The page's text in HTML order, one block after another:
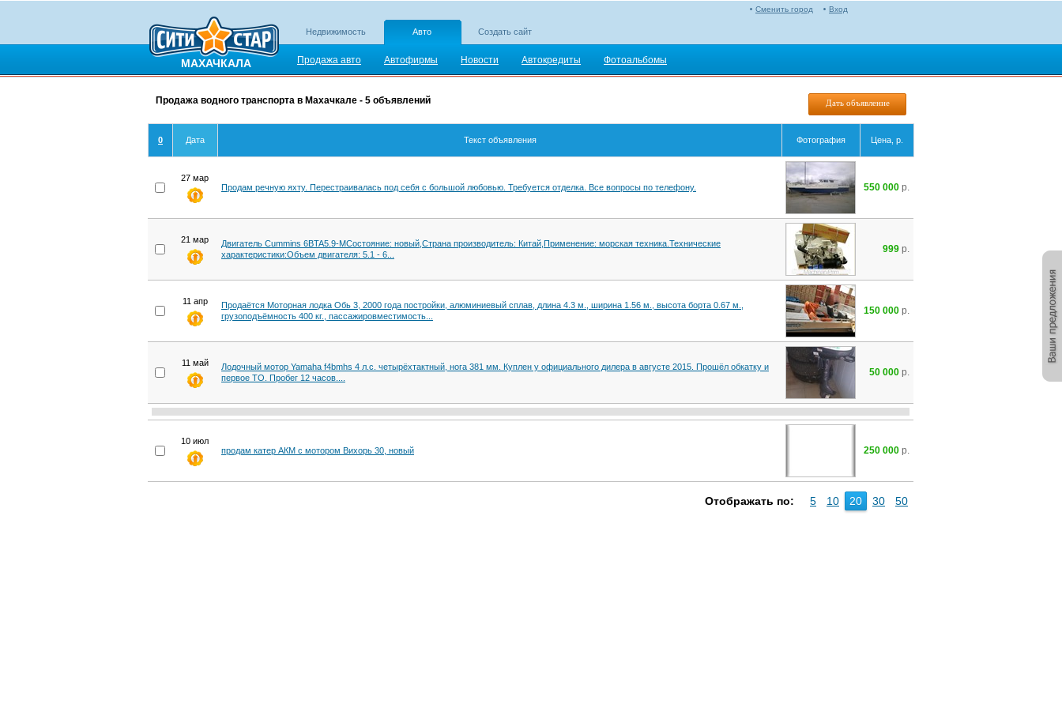
МАХАЧКАЛА
Вход
Сменить город
Недвижимость Авто Создать сайт
Продажа авто Автофирмы Новости Автокредиты Фотоальбомы
Дать объявление
Продажа водного транспорта в Махачкале - 5 объявлений
0 Дата Текст объявления Фотография Цена, р.
27 мар
Продам речную яхту. Перестраивалась под себя с большой любовью. Требуется отделка. Все вопросы по телефону.
550 000 р.
21 мар
Двигатель Cummins 6BTA5.9-MСостояние: новый,Страна производитель: Китай,Применение: морская техника.Технические
характеристики:Объем двигателя: 5.1 - 6...
999 р.
11 апр
Продаётся Моторная лодка Обь 3, 2000 года постройки, алюминиевый сплав, длина 4.3 м., ширина 1.56 м., высота борта 0.67 м.,
грузоподъёмность 400 кг., пассажировместимость...
150 000 р.
11 май
Лодочный мотор Yamaha f4bmhs 4 л.с. четырёхтактный, нога 381 мм. Куплен у официального дилера в августе 2015. Прошёл обкатку и
первое ТО. Пробег 12 часов....
50 000 р.
10 июл
продам катер АКМ с мотором Вихорь 30, новый
250 000 р.
Отображать по: 5 10 20 30 50